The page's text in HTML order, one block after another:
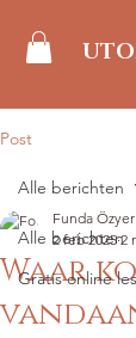
Post
Alle berichten
Gratis online
Alle berichten
Waar
Funda Özyer
2 feb 2025 2